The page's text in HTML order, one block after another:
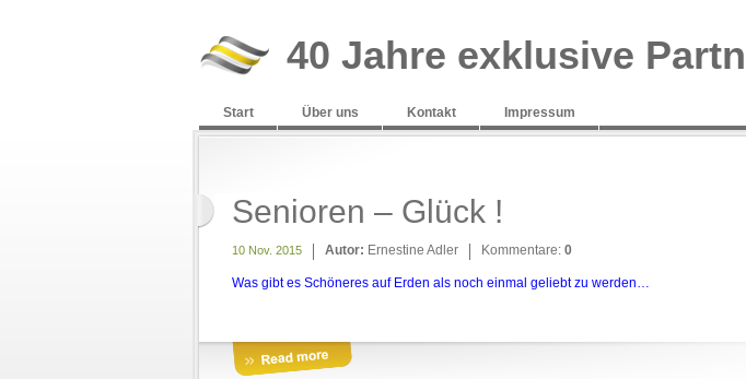
40 Jahre exklusive
Start Über uns Kontakt Impressum
Senioren – Glück !
10 Nov. 2015 Autor: Ernestine Adler Kommentare: 0
Was gibt es Schöneres auf Erden als noch einmal geliebt zu werden…